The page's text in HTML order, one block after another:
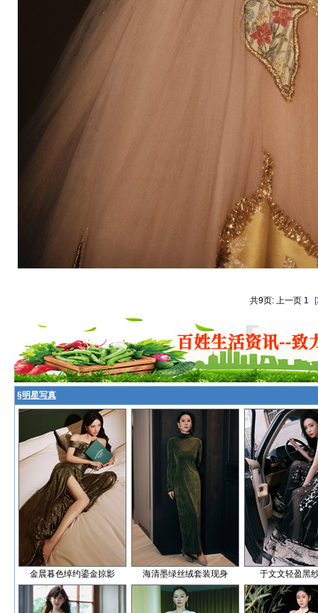
共9页: 上一页 1
§明星写真
金晨暮色绰约鎏金掠影 海清墨绿丝绒套装现身 于文文轻盈黑